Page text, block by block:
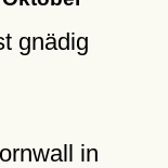
gnädig
in